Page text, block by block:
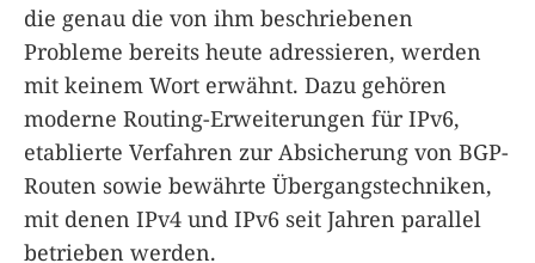
die genau die von ihm beschriebenen
Probleme bereits heute adressieren, werden
mit keinem Wort erwähnt. Dazu gehören
moderne Routing-Erweiterungen für IPv6,
etablierte Verfahren zur Absicherung von BGP-
Routen sowie bewährte Übergangstechniken,
mit denen IPv4 und IPv6 seit Jahren parallel
betrieben werden.